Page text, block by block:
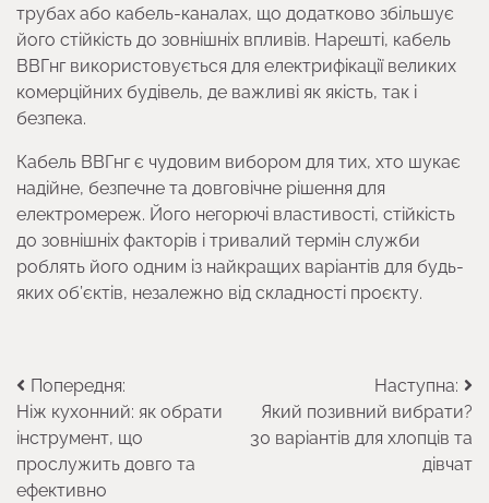
трубах або кабель-каналах, що додатково збільшує
його стійкість до зовнішніх впливів. Нарешті, кабель
ВВГнг використовується для електрифікації великих
комерційних будівель, де важливі як якість, так і
безпека.
Кабель ВВГнг є чудовим вибором для тих, хто шукає
надійне, безпечне та довговічне рішення для
електромереж. Його негорючі властивості, стійкість
до зовнішніх факторів і тривалий термін служби
роблять його одним із найкращих варіантів для будь-
яких об’єктів, незалежно від складності проєкту.
Навігація
записів
Попередня:
Ніж кухонний: як обрати
інструмент, що
прослужить довго та
ефективно
Наступна:
Який позивний вибрати?
30 варіантів для хлопців та
дівчат